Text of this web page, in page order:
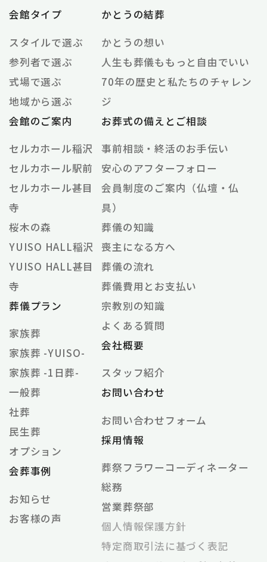
会館タイプ
スタイルで選ぶ
参列者で選ぶ
式場で選ぶ
地域から選ぶ
会館のご案内
セルカホール稲沢
セルカホール駅前
セルカホール甚目
寺
桜木の森
YUISO HALL稲沢
YUISO HALL甚目
寺
葬儀プラン
家族葬
家族葬 -YUISO-
家族葬 -1日葬-
一般葬
社葬
民生葬
オプション
会葬事例
お知らせ
お客様の声
かとうの結葬
かとうの想い
人生も葬儀ももっと自由でいい
70年の歴史と私たちのチャレン
ジ
お葬式の備えとご相談
事前相談・終活のお手伝い
安心のアフターフォロー
会員制度のご案内（仏壇・仏
具）
葬儀の知識
喪主になる方へ
葬儀の流れ
葬儀費用とお支払い
宗教別の知識
よくある質問
会社概要
スタッフ紹介
お問い合わせ
お問い合わせフォーム
採用情報
葬祭フラワーコーディネーター
総務
営業葬祭部
個⼈情報保護⽅針
特定商取引法に基づく表記